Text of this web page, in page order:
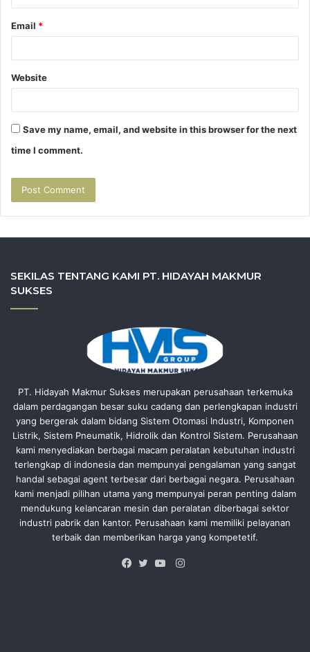
Email *
Website
Save my name, email, and website in this browser for the next
time I comment.
SEKILAS TENTANG KAMI PT. HIDAYAH MAKMUR
SUKSES
PT. Hidayah Makmur Sukses merupakan perusahaan terkemuka
dalam perdagangan besar suku cadang dan perlengkapan industri
yang bergerak dalam bidang Sistem Otomasi Industri, Komponen
Listrik, Sistem Pneumatik, Hidrolik dan Kontrol Sistem. Perusahaan
kami menyediakan berbagai macam peralatan kebutuhan industri
terlengkap di indonesia dan mempunyai pengalaman yang sangat
handal sebagai agent terbesar dari berbagai negara. Perusahaan
kami menjadi pilihan utama yang mempunyai peran penting dalam
mendukung kelancaran mesin dan peralatan diberbagai sektor
industri pabrik dan kantor. Perusahaan kami memiliki pelayanan
terbaik dan memberikan harga yang kompetetif.
Instagram